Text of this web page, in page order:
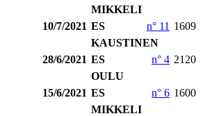
MIKKELI
10/7/2021 ES n° 11 1609
KAUSTINEN
28/6/2021 ES n° 4 2120
OULU
15/6/2021 ES n° 6 1600
MIKKELI